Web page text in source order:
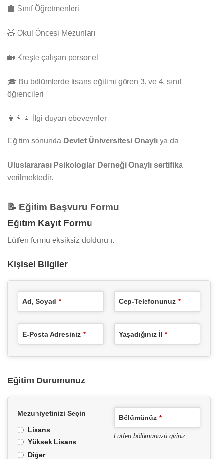
🏫 Sınıf Öğretmenleri
🧸 Okul Öncesi Mezunları
🏡 Kreşte çalışan personel
🎓 Bu bölümlerde lisans eğitimi gören 3. ve 4. sınıf
öğrencileri
👨‍👩‍👧 İlgi duyan ebeveynler
Eğitim sonunda Devlet Üniversitesi Onaylı ya da
Uluslararası Psikologlar Derneği Onaylı sertifika
verilmektedir.
📝 Eğitim Başvuru Formu
Eğitim Kayıt Formu
Lütfen formu eksiksiz doldurun.
Kişisel Bilgiler
Ad, Soyad *
E-Posta Adresiniz *
Cep-Telefonunuz *
Yaşadığınız İl *
Eğitim Durumunuz
Mezuniyetinizi Seçin
Lisans
Yüksek Lisans
Diğer
Bölümünüz *
Lütfen bölümünüzü giriniz